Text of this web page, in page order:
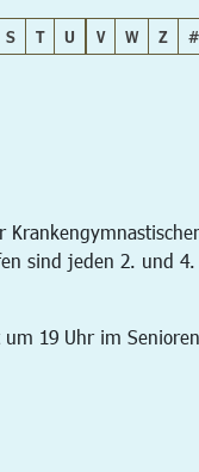
S T U V W Z #
sind jeden 2. und
19 Uhr im